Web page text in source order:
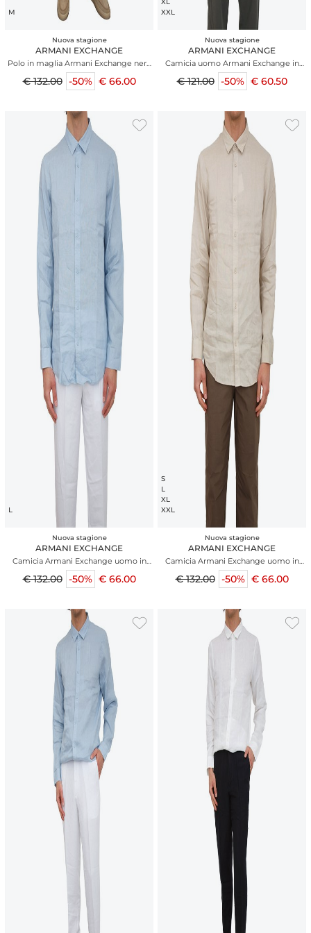
M
Nuova stagione
ARMANI EXCHANGE
Polo in maglia Armani Exchange nero
profili a contrasto
€ 132.00 -50% € 66.00
XXL
Nuova stagione
ARMANI EXCHANGE
Camicia uomo Armani Exchange in
viscosa micrologo blu all over
€ 121.00 -50% € 60.50
L
Nuova stagione
ARMANI EXCHANGE
Camicia Armani Exchange uomo in
lino celeste
€ 132.00 -50% € 66.00
S
L
XL
XXL
Nuova stagione
ARMANI EXCHANGE
Camicia Armani Exchange uomo in
lino beige
€ 132.00 -50% € 66.00